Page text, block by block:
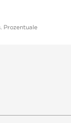
Prozentuale